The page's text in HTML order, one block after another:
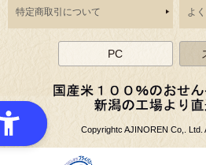
特定商取引について よ
PC
Copyrightc AJINOREN Co,. Ltd.